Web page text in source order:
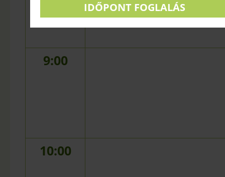
9:00
10:00
IDŐPONT FOGLALÁS